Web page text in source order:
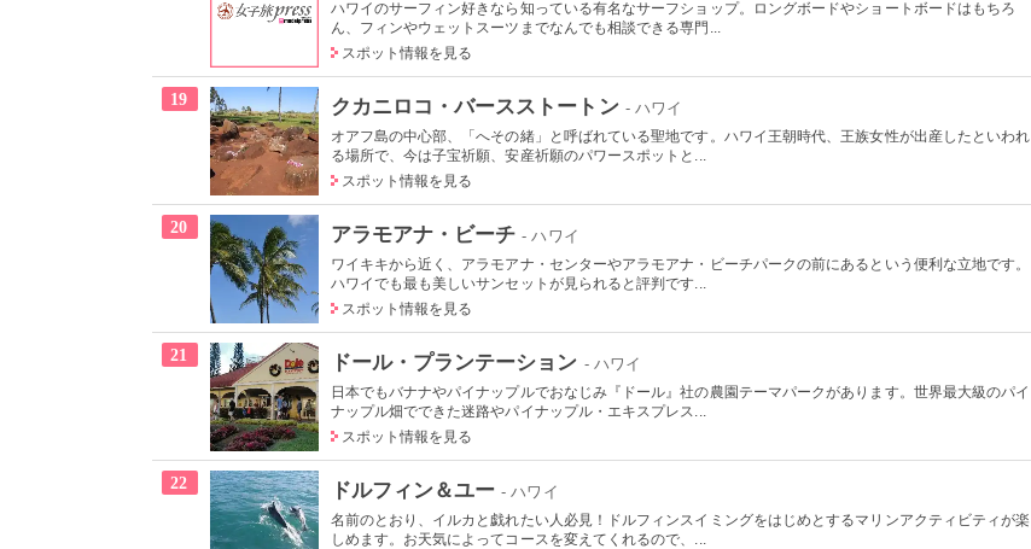
ハワイのサーフィン好きなら知っている有名なサーフショップ。ロングボードやショートボードはもちろ
ん、フィンやウェットスーツまでなんでも相談できる専門...
スポット情報を見る
19 クカニロコ・バースストートン - ハワイ
オアフ島の中心部、「へその緒」と呼ばれている聖地です。ハワイ王朝時代、王族女性が出産したといわれ
る場所で、今は子宝祈願、安産祈願のパワースポットと...
スポット情報を見る
20 アラモアナ・ビーチ - ハワイ
ワイキキから近く、アラモアナ・センターやアラモアナ・ビーチパークの前にあるという便利な立地です。
ハワイでも最も美しいサンセットが見られると評判です...
スポット情報を見る
21 ドール・プランテーション - ハワイ
日本でもバナナやパイナップルでおなじみ『ドール』社の農園テーマパークがあります。世界最大級のパイ
ナップル畑でできた迷路やパイナップル・エキスプレス...
スポット情報を見る
22 ドルフィン＆ユー - ハワイ
名前のとおり、イルカと戯れたい人必見！ドルフィンスイミングをはじめとするマリンアクティビティが楽
しめます。お天気によってコースを変えてくれるので、...